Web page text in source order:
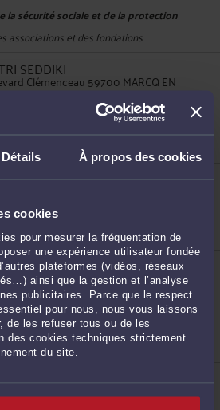
Détails À propos des cookies
cookies
pour mesurer la fréquentation de
une expérience utilisateur fondée
plateformes (vidéos, réseaux
ainsi que la gestion et l’analyse
publicitaires. Parce que le respect
pour nous, nous vous laissons
de les refuser tous ou de les
des cookies techniques strictement
du site.
la sécurité sociale et de la protection
associations et des fondations
SEDDIKI
Clémenceau 59700 MARCQ EN
des affaires et de la concurrence
sociétés commerciales et professionnelles
GIROUTX
travail
et de la consommation
des affaires et de la concurrence
DUBRULLE
Foch 59700 MARCQ EN BAROEUL
consultations vidéo
travail
famille, des personnes et de leur
collectives et entreprises en difficultés
KUZNIAK